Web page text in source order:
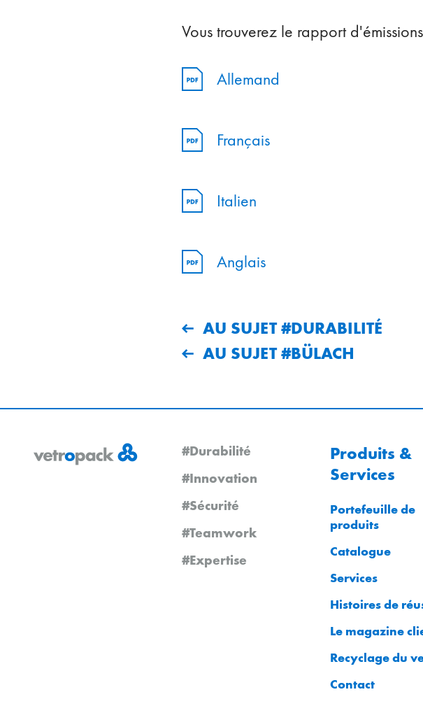
Vous trouverez le rapport
Allemand
Français
Italien
Anglais
AU SUJET #DURABILITÉ
AU SUJET #BÜLACH
#Durabilité
#Innovation
#Sécurité
#Teamwork
#Expertise
Produits &
Services
Portefeuille de
produits
Catalogue
Services
Histoires de
Le magazine
Recyclage du
Contact